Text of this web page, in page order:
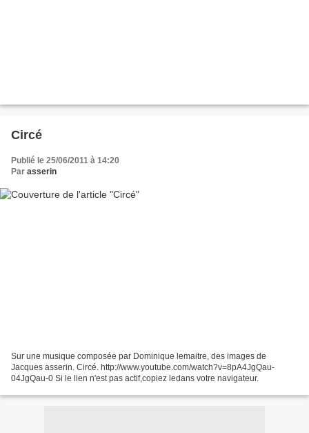
Circé
Publié le 25/06/2011 à 14:20
Par asserin
Sur une musique composée par Dominique lemaitre, des images de
Jacques asserin. Circé. http://www.youtube.com/watch?v=8pA4JgQau-
04JgQau-0 Si le lien n'est pas actif,copiez ledans votre navigateur.